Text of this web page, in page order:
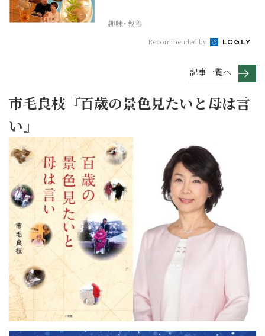
趣味･教養
Recommended by
記事一覧へ
市毛良枝『百歳の景色見たいと母は言
い』